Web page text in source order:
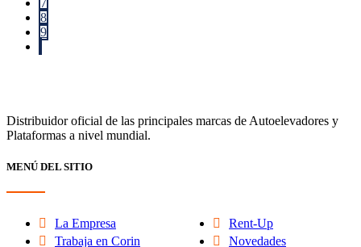
7
8
9
Distribuidor oficial de las principales marcas de Autoelevadores y
Plataformas a nivel mundial.
MENÚ DEL SITIO
La Empresa
Trabaja en Corin
Rent-Up
Novedades